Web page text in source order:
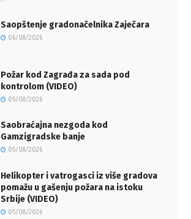
Saopštenje gradonačelnika Zaječara
06/08/2026
Požar kod Zagrađa za sada pod
kontrolom (VIDEO)
05/08/2026
Saobraćajna nezgoda kod
Gamzigradske banje
05/08/2026
Helikopter i vatrogasci iz više gradova
pomažu u gašenju požara na istoku
Srbije (VIDEO)
05/08/2026